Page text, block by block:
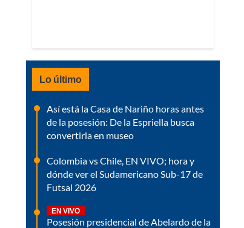
Lo último
Así está la Casa de Nariño horas antes
de la posesión: De la Espriella busca
convertirla en museo
Colombia vs Chile, EN VIVO; hora y
dónde ver el Sudamericano Sub-17 de
Futsal 2026
EN VIVO
Posesión presidencial de Abelardo de la